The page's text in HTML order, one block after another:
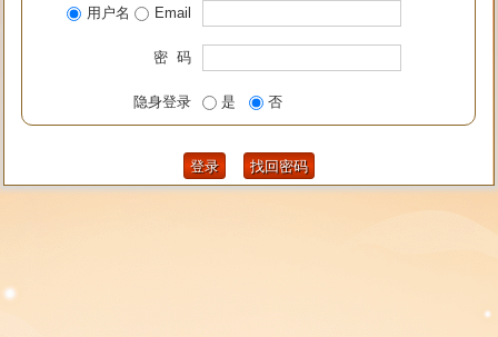
用户名
Email
密 码
隐身登录 是 否